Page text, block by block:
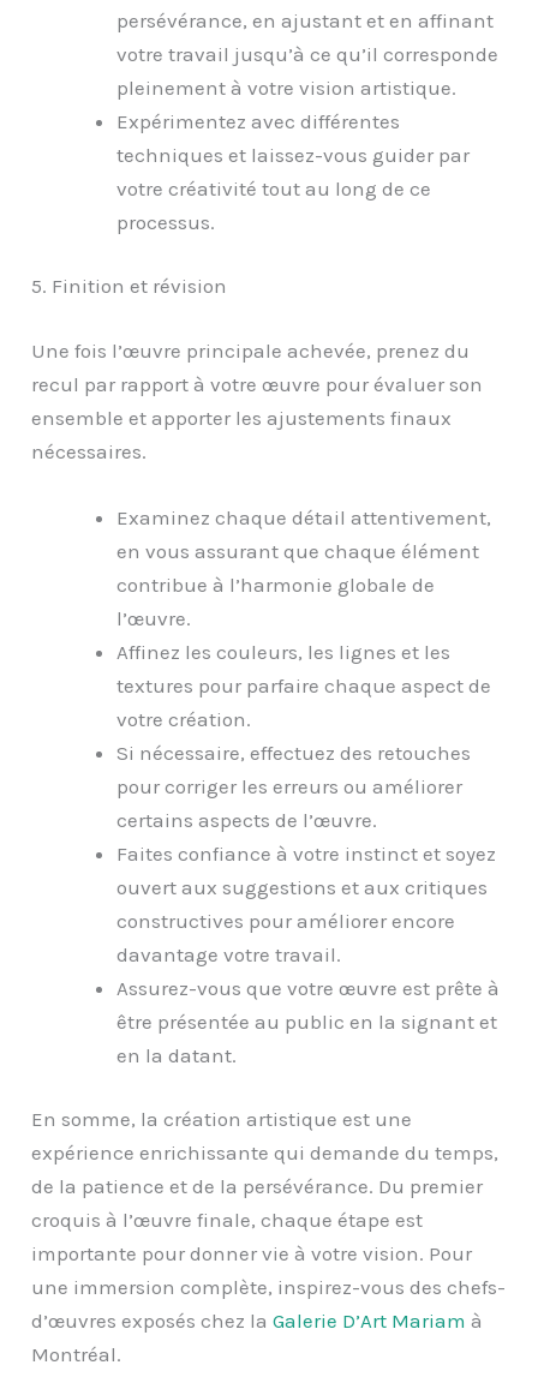
persévérance, en ajustant et en affinant
votre travail jusqu’à ce qu’il corresponde
pleinement à votre vision artistique.
Expérimentez avec différentes
techniques et laissez-vous guider par
votre créativité tout au long de ce
processus.
5. Finition et révision
Une fois l’œuvre principale achevée, prenez du
recul par rapport à votre œuvre pour évaluer son
ensemble et apporter les ajustements finaux
nécessaires.
Examinez chaque détail attentivement,
en vous assurant que chaque élément
contribue à l’harmonie globale de
l’œuvre.
Affinez les couleurs, les lignes et les
textures pour parfaire chaque aspect de
votre création.
Si nécessaire, effectuez des retouches
pour corriger les erreurs ou améliorer
certains aspects de l’œuvre.
Faites confiance à votre instinct et soyez
ouvert aux suggestions et aux critiques
constructives pour améliorer encore
davantage votre travail.
Assurez-vous que votre œuvre est prête à
être présentée au public en la signant et
en la datant.
En somme, la création artistique est une
expérience enrichissante qui demande du temps,
de la patience et de la persévérance. Du premier
croquis à l’œuvre finale, chaque étape est
importante pour donner vie à votre vision. Pour
une immersion complète, inspirez-vous des chefs-
d’œuvres exposés chez laGalerie D’Art Mariam à
Montréal.